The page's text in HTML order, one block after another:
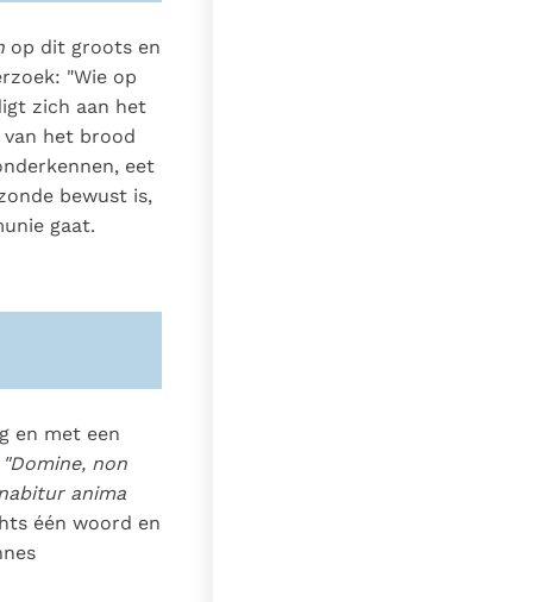
op dit groots en
"Wie op
zich aan het
van het brood
eet
bewust is,
gaat.
en met een
"Domine, non
anima
één woord en